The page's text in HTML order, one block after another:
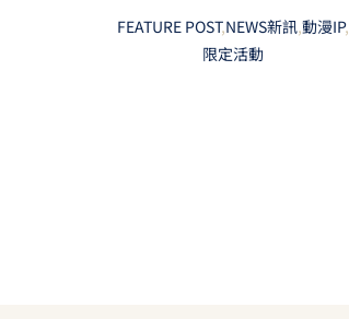
FEATURE POST,NEWS新訊,動漫IP,
限定活動